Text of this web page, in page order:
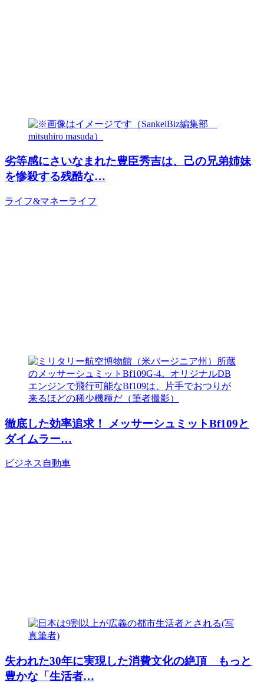
劣等感にさいなまれた豊臣秀吉は、己の兄弟姉妹
を惨殺する残酷な…
ライフ&マネーライフ
徹底した効率追求！ メッサーシュミットBf109と
ダイムラー…
ビジネス 自動車
失われた30年に実現した消費文化の絶頂 もっと
豊かな「生活者…